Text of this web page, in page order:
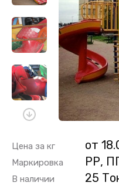
Цена за кг от
Маркировка РР,
В наличии 25